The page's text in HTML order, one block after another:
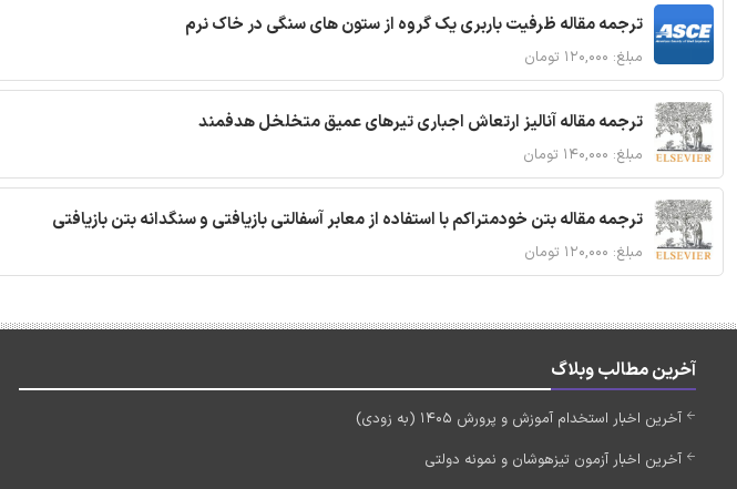
ترجمه مقاله ظرفیت باربری یک گروه از ستون های سنگی در خاک نرم
مبلغ: ۱۲۰,۰۰۰ تومان
ترجمه مقاله آنالیز ارتعاش اجباری تیرهای عمیق متخلخل هدفمند
مبلغ: ۱۴۰,۰۰۰ تومان
ترجمه مقاله بتن خودمتراکم با استفاده از معابر آسفالتی بازیافتی و سنگدانه بتن بازیافتی
مبلغ: ۱۲۰,۰۰۰ تومان
آخرین مطالب وبلاگ
آخرین اخبار استخدام آموزش و پرورش 1405 (به زودی)
آخرین اخبار آزمون تیزهوشان و نمونه دولتی